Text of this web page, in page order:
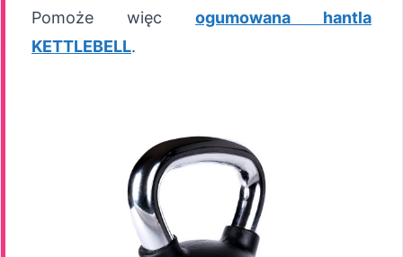
Pomoże więc ogumowana hantla
KETTLEBELL.